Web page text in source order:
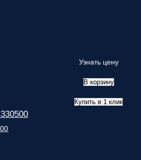
Узнать цену
В корзину
Купить в 1 клик